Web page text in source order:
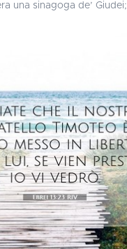
una sinagoga de’ Giudei;